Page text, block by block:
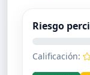
Riesgo
Calificación: